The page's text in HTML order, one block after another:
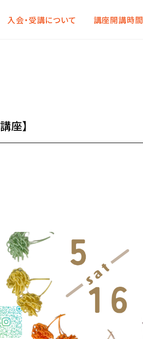
入会・受講について 講座開講時間
】